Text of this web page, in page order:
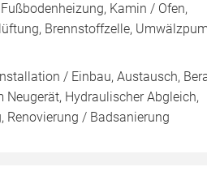
Kamin / Ofen,
Brennstoffzelle,
/ Einbau, Austausch,
Neugerät, Hydraulischer Abgleich,
Renovierung / Badsanierung